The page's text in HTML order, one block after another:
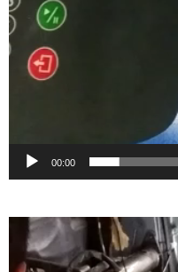
00:00
Video
Player